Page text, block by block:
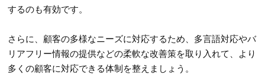
するのも有効です。
さらに、顧客の多様なニーズに対応するため、多言語対応やバ
リアフリー情報の提供などの柔軟な改善策を取り入れて、より
多くの顧客に対応できる体制を整えましょう。